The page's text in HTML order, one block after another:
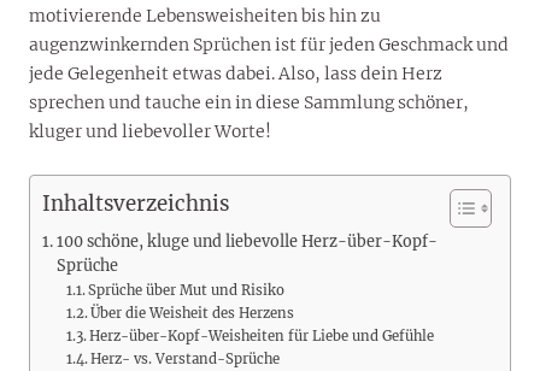
motivierende Lebensweisheiten bis hin zu
augenzwinkernden Sprüchen ist für jeden Geschmack und
jede Gelegenheit etwas dabei. Also, lass dein Herz
sprechen und tauche ein in diese Sammlung schöner,
kluger und liebevoller Worte!
Inhaltsverzeichnis
100 schöne, kluge und liebevolle Herz-über-Kopf-
Sprüche
Sprüche über Mut und Risiko
Über die Weisheit des Herzens
Herz-über-Kopf-Weisheiten für Liebe und Gefühle
Herz- vs. Verstand-Sprüche